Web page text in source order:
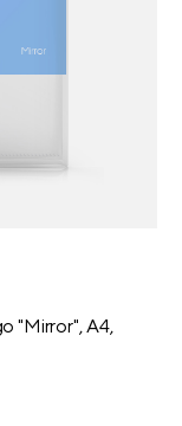
"Mirror", А4,